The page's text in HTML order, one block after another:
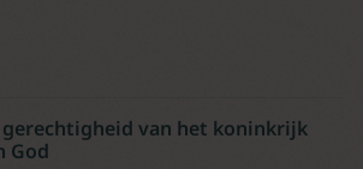
gerechtigheid van het koninkrijk
God